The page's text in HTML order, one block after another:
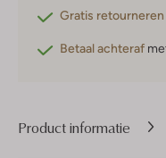
Gratis retourneren
Betaal achteraf
Product informatie